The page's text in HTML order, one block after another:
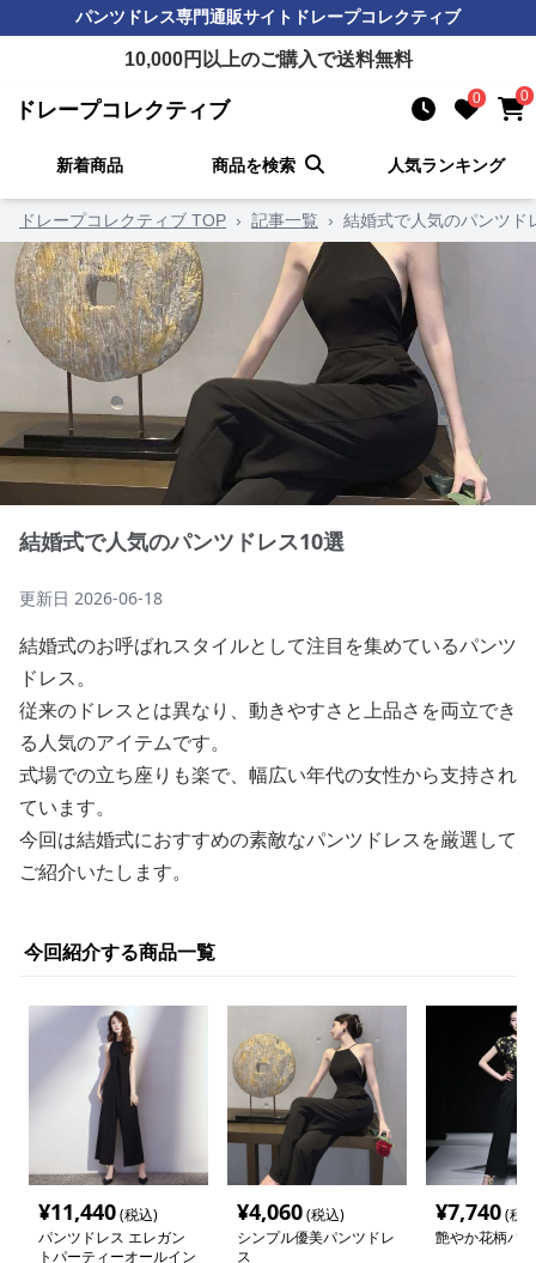
パンツドレス専門通販サイト ドレープコレクティブ
10,000円以上のご購入で送料無料
ドレープコレクティブ 0 0
新着商品 商品を検索 人気ランキング
ドレープコレクティブ TOP › 記事一覧 › 結婚式で人気のパンツド
結婚式で人気のパンツドレス10選
更新日 2026-06-18
結婚式のお呼ばれスタイルとして注目を集めているパンツ
ドレス。
従来のドレスとは異なり、動きやすさと上品さを両立でき
る人気のアイテムです。
式場での立ち座りも楽で、幅広い年代の女性から支持され
ています。
今回は結婚式におすすめの素敵なパンツドレスを厳選して
ご紹介いたします。
今回紹介する商品一覧
¥11,440(税込)
パンツドレス エレガン
トパーティーオールイン
¥4,060(税込)
シンプル優美パンツドレ
ス
¥7,740(税
艶やか花柄パ